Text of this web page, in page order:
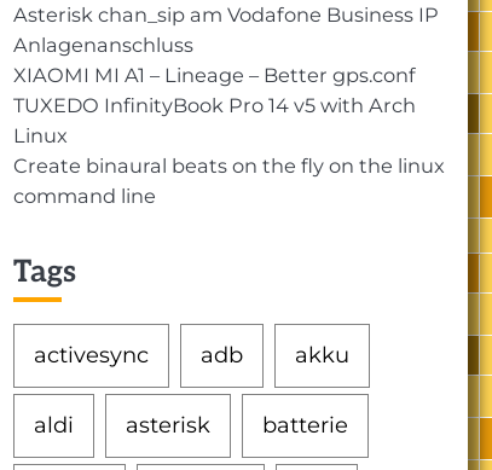
Asterisk chan_sip am Vodafone Business IP
Anlagenanschluss
XIAOMI MI A1 – Lineage – Better gps.conf
TUXEDO InfinityBook Pro 14 v5 with Arch
Linux
Create binaural beats on the fly on the linux
command line
Tags
activesync adb akku
aldi asterisk batterie